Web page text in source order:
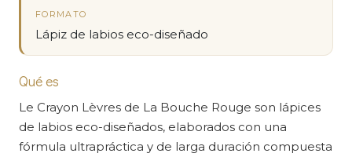
FORMATO
Lápiz de labios eco-diseñado
Qué es
Le Crayon Lèvres de La Bouche Rouge son lápices
de labios eco-diseñados, elaborados con una
fórmula ultrapráctica y de larga duración compuesta